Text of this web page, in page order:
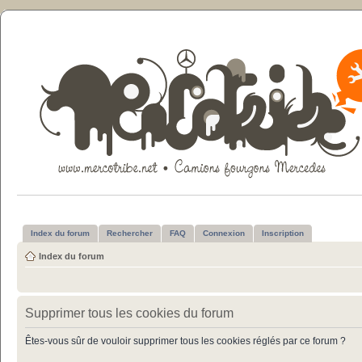
Index du forum Rechercher FAQ Connexion Inscription
Index du forum
Supprimer tous les cookies du forum
Êtes-vous sûr de vouloir supprimer tous les cookies réglés par ce forum ?